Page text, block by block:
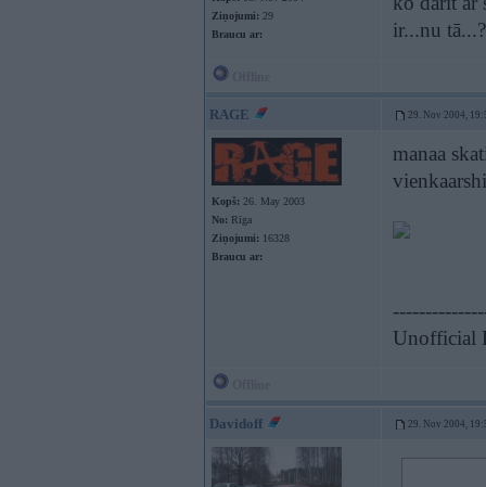
Ziņojumi: 29
Braucu ar:
ir...nu
RAGE 29. Nov 2004,
Kopš: 26. May 2003
No: Rīga
Ziņojumi: 16328
Braucu ar:
manaa
Unofficial
Davidoff 29. Nov 2004,